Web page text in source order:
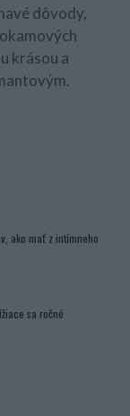
dôvody,
krásou a
ako mať z intímneho
sa ročné